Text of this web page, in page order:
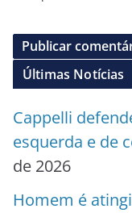
Últimas Notícias
Cappelli
esquerda e de
de 2026
Homem é